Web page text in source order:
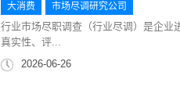
大消费 市场尽调研究公司
行业市场尽职调查（行业尽调）是企业
真实性、评...
2026-06-26